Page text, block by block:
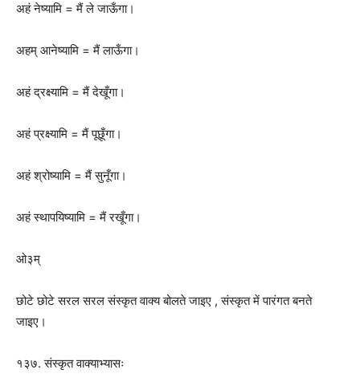
अहं नेष्यामि = मैं ले जाऊँगा।
अहम् आनेष्यामि = मैं लाऊँगा।
अहं द्रक्ष्यामि = मैं देखूँगा।
अहं प्रक्ष्यामि = मैं पूछूँगा।
अहं श्रोष्यामि = मैं सुनूँगा।
अहं स्थापयिष्यामि = मैं रखूँगा।
ओ३म्
छोटे छोटे सरल सरल संस्कृत वाक्य बोलते जाइए , संस्कृत में पारंगत बनते
जाइए।
१३७. संस्कृत वाक्याभ्यासः